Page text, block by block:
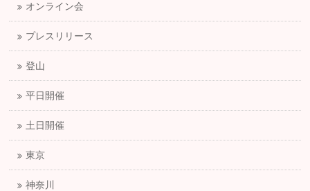
オンライン会
プレスリリース
登山
平日開催
土日開催
東京
神奈川